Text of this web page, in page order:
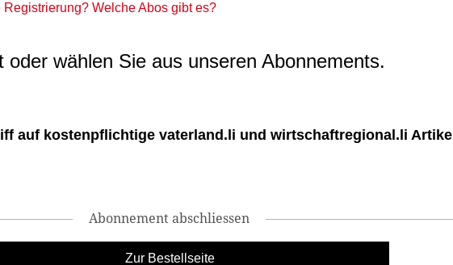
Welche Abos gibt es?
oder wählen Sie aus unseren Abonnements.
auf kostenpflichtige vaterland.li und wirtschaftregional.li Artikel
Abonnement abschliessen
Zur Bestellseite